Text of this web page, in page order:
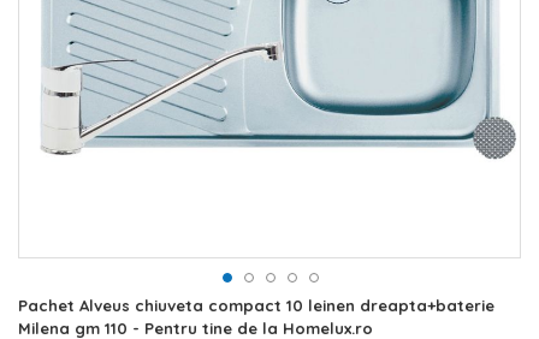
Skip
to
Pachet Alveus chiuveta compact 10 leinen dreapta+baterie
Milena gm 110 - Pentru tine de la Homelux.ro